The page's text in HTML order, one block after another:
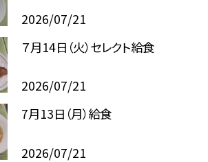
2026/07/21
７月14日（火）セレクト給食
2026/07/21
7月13日（月）給食
2026/07/21